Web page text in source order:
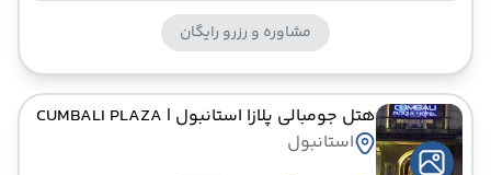
مشاوره و رزرو رایگان
هتل جومبالی پلازا استانبول | CUMBALI PLAZA
استانبول